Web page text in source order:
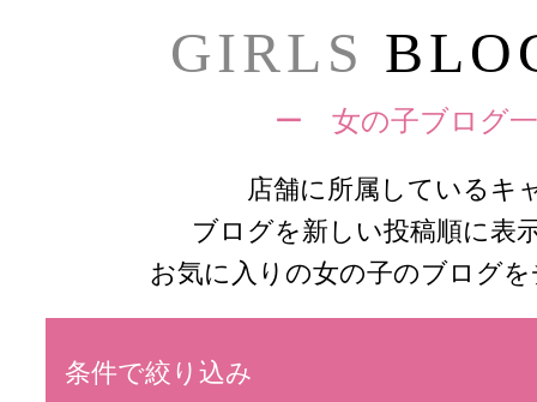
GIRLS
ー 女の子ブログ
店舗に所属しているキ
ブログを新しい投稿順に表
お気に入りの女の子のブログ
条件で絞り込み